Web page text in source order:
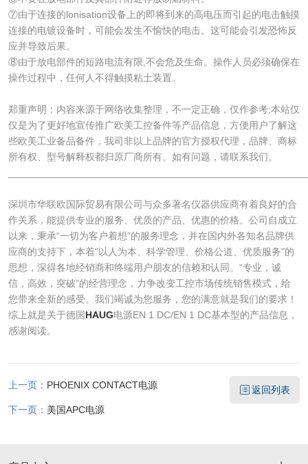
⑦由于连接的lonisation设备上的即将到来的高电压而引起的电击触摸
连接的电镀设备时，可能会发生不愉快的电击。这可能会引发恐怖反
应并导致后果。
⑧由于放电部件的短路电流有限,不会危及生命。操作人员必须确保在
操作过程中，任何人不得触摸粘土装置。
郑重声明：内容来源于网络收集整理，不一定正确，仅作参考;本站仅
仅是为了更好地宣传推广欧美工控备件等产品信息，方便用户了解这
些欧美工业备品备件，我司非以上品牌的官方授权代理，品牌、商标
所有权、型号解释权都归原厂商所有。如有问题，请联系我们。
深圳市华联欧国际贸易有限公司与众多著名仪器供应商有着良好的合
作关系，能提供专业的服务、优质的产品、优惠的价格。公司自成立
以来，秉承“一切为客户着想”的服务理念，并在国内外各知名品牌供
应商的支持下，本着"以人为本、科学管理、价格公道、优质服务"的
思想，深得各地经销商和终端用户朋友的信赖和认同。“专业，诚
信，高效，突破”的经营理念，力争改变工控市场传统销售模式，给
您带来全新的感受。我们竭诚为您服务，您的满意就是我们的要求！
综上就是关于德国HAUG电源EN 1 DC/EN 1 DC基本型的产品信息，
感谢阅读。
上一页： PHOENIX CONTACT电源
下一页： 美国APC电源
返回列表